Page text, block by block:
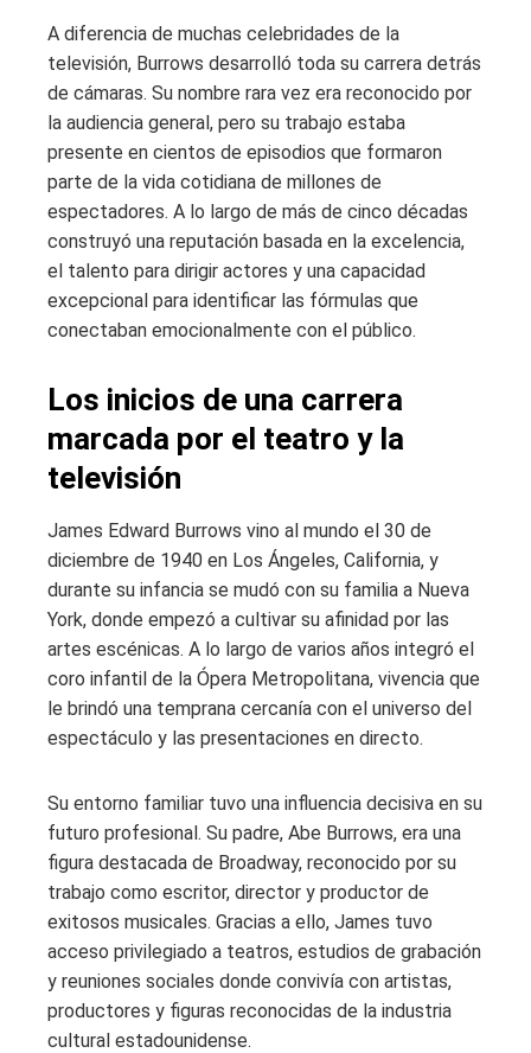
A diferencia de muchas celebridades de la
televisión, Burrows desarrolló toda su carrera detrás
de cámaras. Su nombre rara vez era reconocido por
la audiencia general, pero su trabajo estaba
presente en cientos de episodios que formaron
parte de la vida cotidiana de millones de
espectadores. A lo largo de más de cinco décadas
construyó una reputación basada en la excelencia,
el talento para dirigir actores y una capacidad
excepcional para identificar las fórmulas que
conectaban emocionalmente con el público.
Los inicios de una carrera
marcada por el teatro y la
televisión
James Edward Burrows vino al mundo el 30 de
diciembre de 1940 en Los Ángeles, California, y
durante su infancia se mudó con su familia a Nueva
York, donde empezó a cultivar su afinidad por las
artes escénicas. A lo largo de varios años integró el
coro infantil de la Ópera Metropolitana, vivencia que
le brindó una temprana cercanía con el universo del
espectáculo y las presentaciones en directo.
Su entorno familiar tuvo una influencia decisiva en su
futuro profesional. Su padre, Abe Burrows, era una
figura destacada de Broadway, reconocido por su
trabajo como escritor, director y productor de
exitosos musicales. Gracias a ello, James tuvo
acceso privilegiado a teatros, estudios de grabación
y reuniones sociales donde convivía con artistas,
productores y figuras reconocidas de la industria
cultural estadounidense.